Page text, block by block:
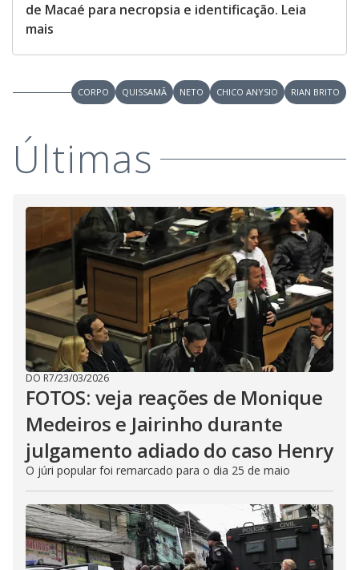
de Macaé para necropsia e identificação. Leia
mais
CORPO QUISSAMÃ NETO CHICO ANYSIO RIAN BRITO
Últimas
DO R7/23/03/2026
FOTOS: veja reações de Monique
Medeiros e Jairinho durante
julgamento adiado do caso Henry
O júri popular foi remarcado para o dia 25 de maio